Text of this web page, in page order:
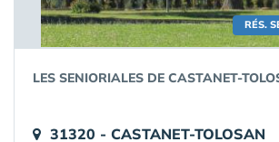
RÉS.
LES SENIORIALES DE CASTANET-
31320 - CASTANET-TOLOSAN